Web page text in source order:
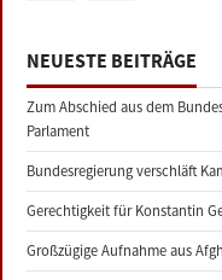
NEUESTE BEITRÄGE
Zum Abschied aus dem
Parlament
Bundesregierung verschläft
Gerechtigkeit für Konstantin
Großzügige Aufnahme aus